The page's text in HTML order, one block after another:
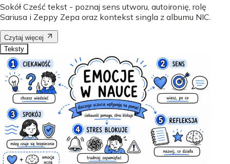
Sokół Cześć tekst - poznaj sens utworu, autoironię, rolę
Sariusa i Zeppy Zepa oraz kontekst singla z albumu NIC.
Czytaj więcej
Teksty